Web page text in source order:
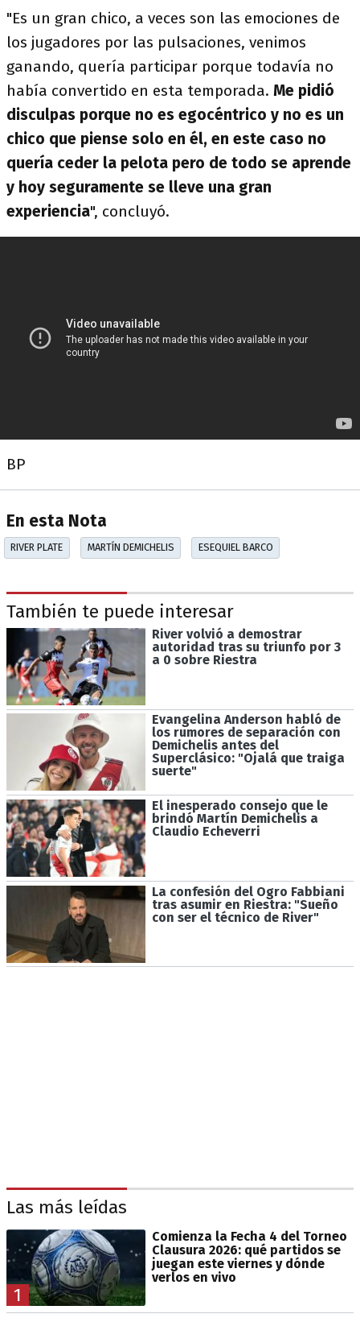
"Es un gran chico, a veces son las emociones de
los jugadores por las pulsaciones, venimos
ganando, quería participar porque todavía no
había convertido en esta temporada. Me pidió
disculpas porque no es egocéntrico y no es un
chico que piense solo en él, en este caso no
quería ceder la pelota pero de todo se aprende
y hoy seguramente se lleve una gran
experiencia", concluyó.
BP
En esta Nota
RIVER PLATE MARTÍN DEMICHELIS ESEQUIEL BARCO
También te puede interesar
River volvió a demostrar
autoridad tras su triunfo por 3
a 0 sobre Riestra
Evangelina Anderson habló de
los rumores de separación con
Demichelis antes del
Superclásico: "Ojalá que traiga
suerte"
El inesperado consejo que le
brindó Martín Demichelis a
Claudio Echeverri
La confesión del Ogro Fabbiani
tras asumir en Riestra: "Sueño
con ser el técnico de River"
Las más leídas
1
Comienza la Fecha 4 del Torneo
Clausura 2026: qué partidos se
juegan este viernes y dónde
verlos en vivo